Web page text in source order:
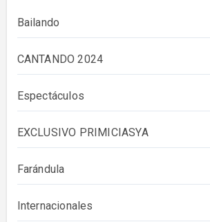
Bailando
CANTANDO 2024
Espectáculos
EXCLUSIVO PRIMICIASYA
Farándula
Internacionales